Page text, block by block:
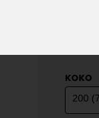
KOKO